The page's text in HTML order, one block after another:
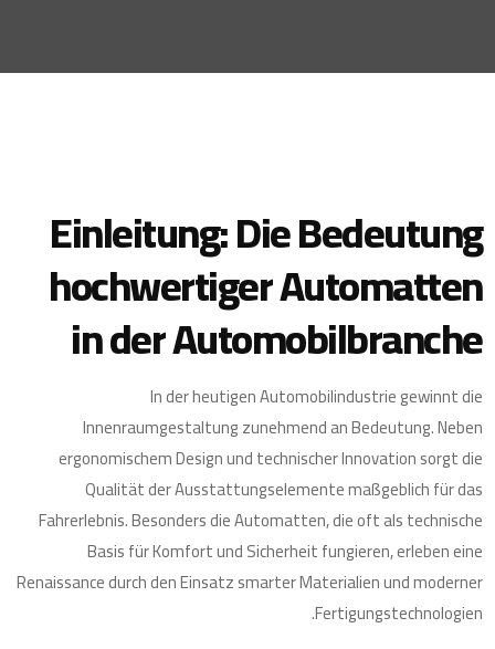
Einleitung: Die Bedeutung
hochwertiger Automatten
in der Automobilbranche
In der heutigen Automobilindustrie gewinnt die
Innenraumgestaltung zunehmend an Bedeutung. Neben
ergonomischem Design und technischer Innovation sorgt die
Qualität der Ausstattungselemente maßgeblich für das
Fahrerlebnis. Besonders die Automatten, die oft als technische
Basis für Komfort und Sicherheit fungieren, erleben eine
Renaissance durch den Einsatz smarter Materialien und moderner
Fertigungstechnologien.